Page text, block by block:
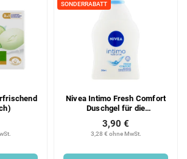
SONDERRABATT
Nivea Intimo Fresh Comfort
Duschgel für die
Intimhygiene, 250 ml
3,28 € ohne MwSt.
3,90 €